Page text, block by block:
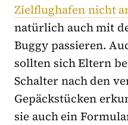
Zielflughafen nicht
natürlich auch mit
Buggy passieren.
sollten sich Eltern
Schalter nach den
Gepäckstücken
sie auch ein